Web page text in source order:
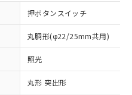
押ボタンスイッチ
丸胴形(φ22/25mm共用)
照光
丸形 突出形